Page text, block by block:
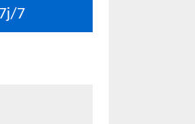
7